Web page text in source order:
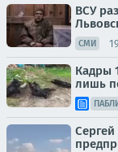
ВСУ
СМИ
Кадры
лишь